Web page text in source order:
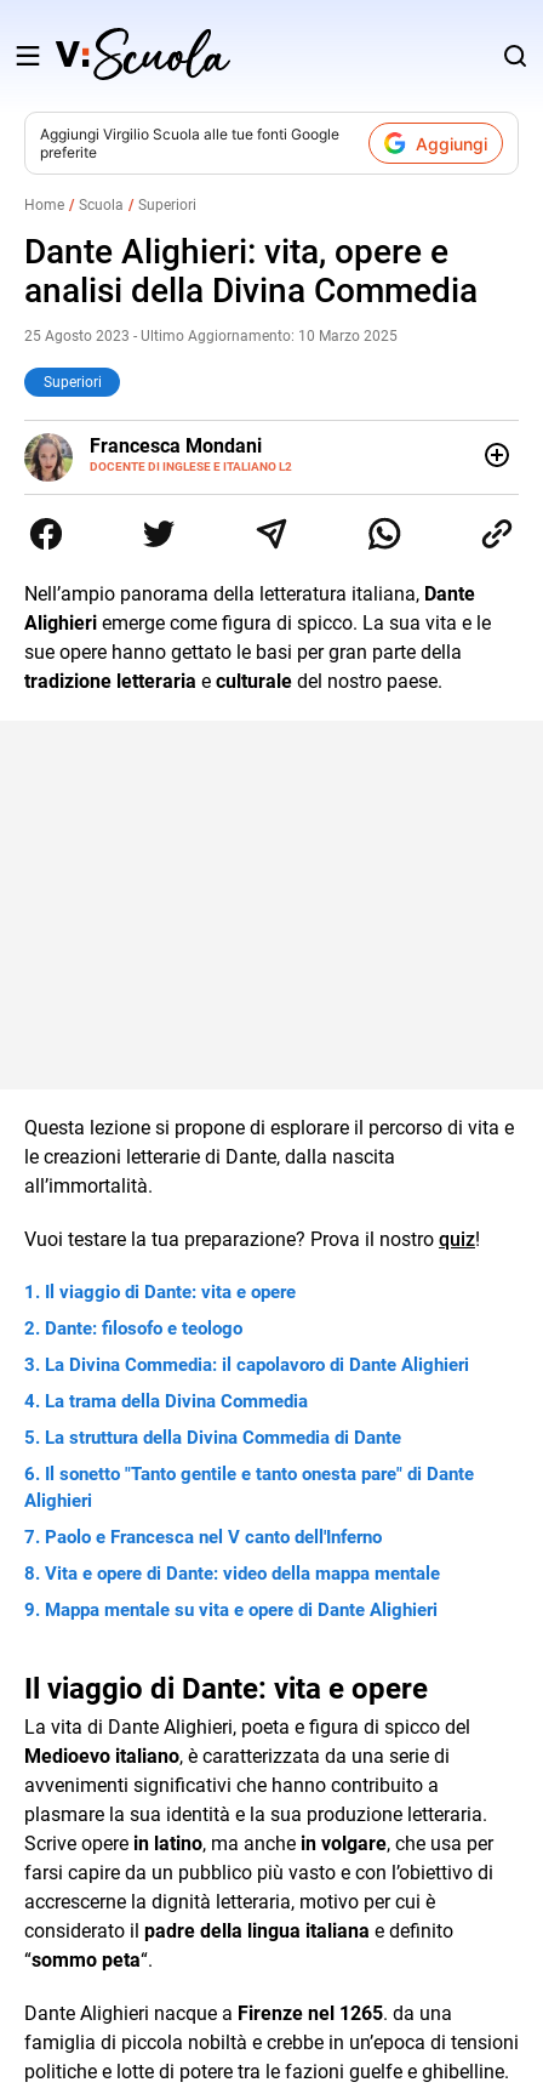
Salta
contenuto
Aggiungi Virgilio Scuola alle tue fonti Google
preferite
Aggiungi
Home Scuola Superiori
Dante Alighieri: vita, opere e
analisi della Divina Commedia
25 Agosto 2023 - Ultimo Aggiornamento: 10 Marzo 2025
Superiori
Francesca Mondani
DOCENTE DI INGLESE E ITALIANO L2
LINKEDIN
INSTAGRAM
secondaria di secondo grado. Mi occupo inoltre di
traduzioni, SEO Onsite e contenuti per il web. Amo i saggi
della sintesi.
Nell’ampio panorama della letteratura italiana, Dante
Alighieri emerge come figura di spicco. La sua vita e le
sue opere hanno gettato le basi per gran parte della
tradizione letteraria e culturale del nostro paese.
Questa lezione si propone di esplorare il percorso di vita e
le creazioni letterarie di Dante, dalla nascita
all’immortalità.
Vuoi testare la tua preparazione? Prova il nostro quiz!
Il viaggio di Dante: vita e opere
Dante: filosofo e teologo
La Divina Commedia: il capolavoro di Dante Alighieri
La trama della Divina Commedia
La struttura della Divina Commedia di Dante
Il sonetto "Tanto gentile e tanto onesta pare" di Dante
Alighieri
Paolo e Francesca nel V canto dell'Inferno
Vita e opere di Dante: video della mappa mentale
Mappa mentale su vita e opere di Dante Alighieri
Il viaggio di Dante: vita e opere
La vita di Dante Alighieri, poeta e figura di spicco del
Medioevo italiano, è caratterizzata da una serie di
avvenimenti significativi che hanno contribuito a
plasmare la sua identità e la sua produzione letteraria.
Scrive opere in latino, ma anche in volgare, che usa per
farsi capire da un pubblico più vasto e con l’obiettivo di
accrescerne la dignità letteraria, motivo per cui è
considerato il padre della lingua italiana e definito
“sommo peta“.
Dante Alighieri nacque a Firenze nel 1265. da una
famiglia di piccola nobiltà e crebbe in un’epoca di tensioni
politiche e lotte di potere tra le fazioni guelfe e ghibelline.